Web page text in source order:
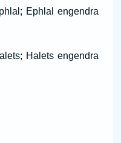
Ephlal engendra
Halets engendra